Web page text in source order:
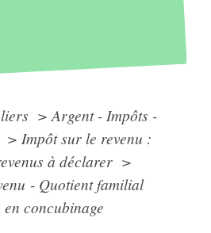
> Argent - Impôts -
> Impôt sur le revenu :
à déclarer >
- Quotient familial
concubinage